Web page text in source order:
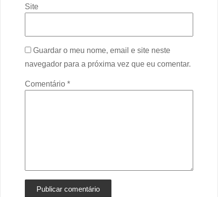
Site
Guardar o meu nome, email e site neste
navegador para a próxima vez que eu comentar.
Comentário *